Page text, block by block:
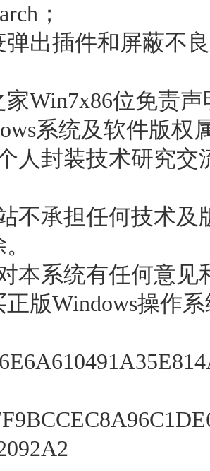
；
弹出插件和屏蔽不
Win7x86位免责声
系统及软件版权
人封装技术研究
不承担任何技术及
本系统有任何意见
版Windows操作